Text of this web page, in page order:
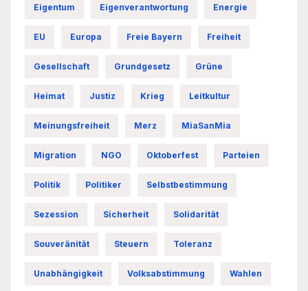
Eigentum Eigenverantwortung Energie
EU Europa Freie Bayern Freiheit
Gesellschaft Grundgesetz Grüne
Heimat Justiz Krieg Leitkultur
Meinungsfreiheit Merz MiaSanMia
Migration NGO Oktoberfest Parteien
Politik Politiker Selbstbestimmung
Sezession Sicherheit Solidarität
Souveränität Steuern Toleranz
Unabhängigkeit Volksabstimmung Wahlen